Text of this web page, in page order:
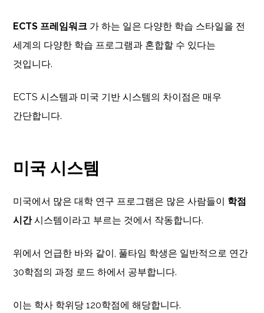
ECTS 프레임워크 가 하는 일은 다양한 학습 스타일을 전
세계의 다양한 학습 프로그램과 혼합할 수 있다는
것입니다.
ECTS 시스템과 미국 기반 시스템의 차이점은 매우
간단합니다.
미국 시스템
미국에서 많은 대학 연구 프로그램은 많은 사람들이 학점
시간시스템이라고 부르는 것에서 작동합니다.
위에서 언급한 바와 같이, 풀타임 학생은 일반적으로 연간
30학점의 과정 로드 하에서 공부합니다.
이는 학사 학위당 120학점에 해당합니다.